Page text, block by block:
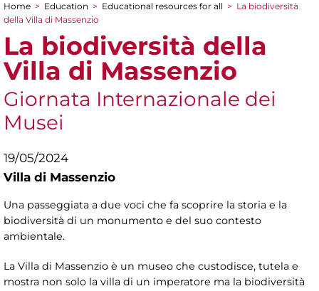
You are here
Home > Education > Educational resources for all > La biodiversità
della Villa di Massenzio
La biodiversità della
Villa di Massenzio
Giornata Internazionale dei
Musei
19/05/2024
Villa di Massenzio
Una passeggiata a due voci che fa scoprire la storia e la
biodiversità di un monumento e del suo contesto
ambientale.
La Villa di Massenzio è un museo che custodisce, tutela e
mostra non solo la villa di un imperatore ma la biodiversità